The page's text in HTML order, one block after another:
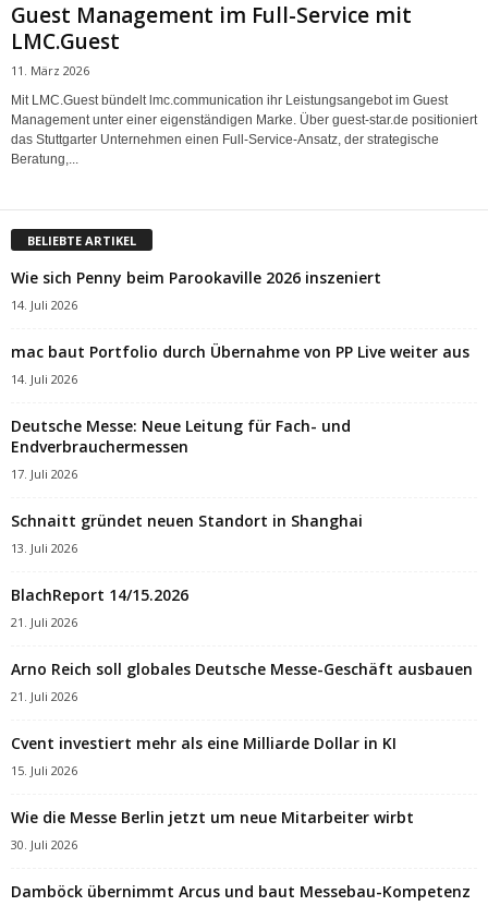
Guest Management im Full-Service mit
LMC.Guest
11. März 2026
Mit LMC.Guest bündelt lmc.communication ihr Leistungsangebot im Guest
Management unter einer eigenständigen Marke. Über guest-star.de positioniert
das Stuttgarter Unternehmen einen Full-Service-Ansatz, der strategische
Beratung,...
BELIEBTE ARTIKEL
Wie sich Penny beim Parookaville 2026 inszeniert
14. Juli 2026
mac baut Portfolio durch Übernahme von PP Live weiter aus
14. Juli 2026
Deutsche Messe: Neue Leitung für Fach- und
Endverbrauchermessen
17. Juli 2026
Schnaitt gründet neuen Standort in Shanghai
13. Juli 2026
BlachReport 14/15.2026
21. Juli 2026
Arno Reich soll globales Deutsche Messe-Geschäft ausbauen
21. Juli 2026
Cvent investiert mehr als eine Milliarde Dollar in KI
15. Juli 2026
Wie die Messe Berlin jetzt um neue Mitarbeiter wirbt
30. Juli 2026
Damböck übernimmt Arcus und baut Messebau-Kompetenz